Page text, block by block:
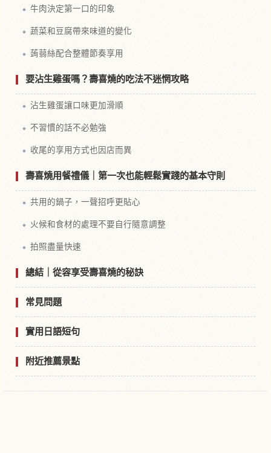
牛肉決定第一口的印象
蔬菜和豆腐帶來味道的變化
蒟蒻絲配合整體節奏享用
要沾生雞蛋嗎？壽喜燒的吃法不迷惘攻略
沾生雞蛋讓口味更加滑順
不習慣的話不必勉強
收尾的享用方式也因店而異
壽喜燒用餐禮儀｜第一次也能輕鬆實踐的基本守則
共用的鍋子，一聲招呼更貼心
火候和食材的處理不要自行隨意調整
拍照盡量快速
總結｜從容享受壽喜燒的秘訣
常見問題
實用日語短句
附近推薦景點